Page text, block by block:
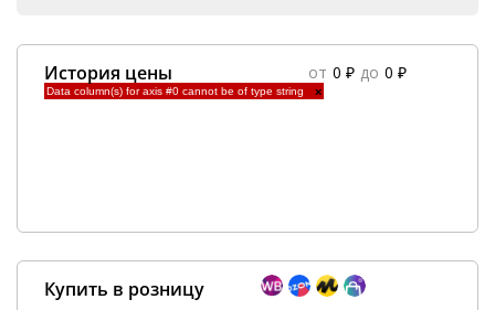
История цены от 0 ₽ до 0 ₽
Data column(s) for axis #0 cannot be of type string ×
Купить в розницу